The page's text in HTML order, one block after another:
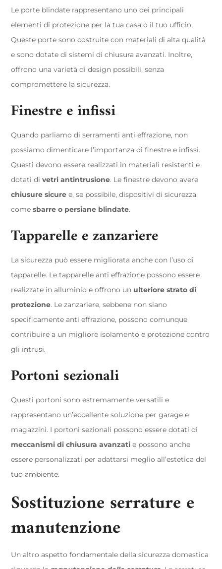
Le porte blindate rappresentano uno dei principali
elementi di protezione per la tua casa o il tuo ufficio.
Queste porte sono costruite con materiali di alta qualità
e sono dotate di sistemi di chiusura avanzati. Inoltre,
offrono una varietà di design possibili, senza
compromettere la sicurezza.
Finestre e infissi
Quando parliamo di serramenti anti effrazione, non
possiamo dimenticare l’importanza di finestre e infissi.
Questi devono essere realizzati in materiali resistenti e
dotati divetri antintrusione. Le finestre devono avere
chiusure sicure e, se possibile, dispositivi di sicurezza
comesbarre o persiane blindate.
Tapparelle e zanzariere
La sicurezza può essere migliorata anche con l’uso di
tapparelle. Le tapparelle anti effrazione possono essere
realizzate in alluminio e offrono un ulteriore strato di
protezione. Le zanzariere, sebbene non siano
specificamente anti effrazione, possono comunque
contribuire a un migliore isolamento e protezione contro
gli intrusi.
Portoni sezionali
Questi portoni sono estremamente versatili e
rappresentano un’eccellente soluzione per garage e
magazzini. I portoni sezionali possono essere dotati di
meccanismi di chiusura avanzati e possono anche
essere personalizzati per adattarsi meglio all’estetica del
tuo ambiente.
Sostituzione serrature e
manutenzione
Un altro aspetto fondamentale della sicurezza domestica